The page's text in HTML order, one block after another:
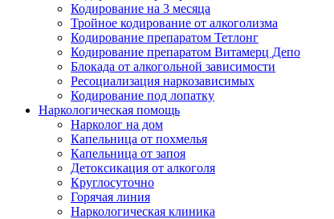
Кодирование на 3 месяца
Тройное кодирование от алкоголизма
Кодирование препаратом Тетлонг
Кодирование препаратом Витамерц Депо
Блокада от алкогольной зависимости
Ресоциализация наркозависимых
Кодирование под лопатку
Наркологическая помощь
Нарколог на дом
Капельница от похмелья
Капельница от запоя
Детоксикация от алкоголя
Круглосуточно
Горячая линия
Наркологическая клиника